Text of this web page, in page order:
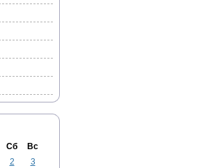
Сб Вс
2
3